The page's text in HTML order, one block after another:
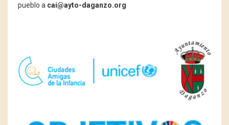
pueblo a cai@ayto-daganzo.org